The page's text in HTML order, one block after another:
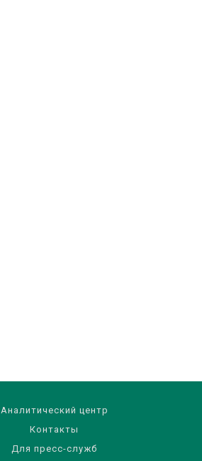
Аналитический центр
Контакты
Для пресс-служб